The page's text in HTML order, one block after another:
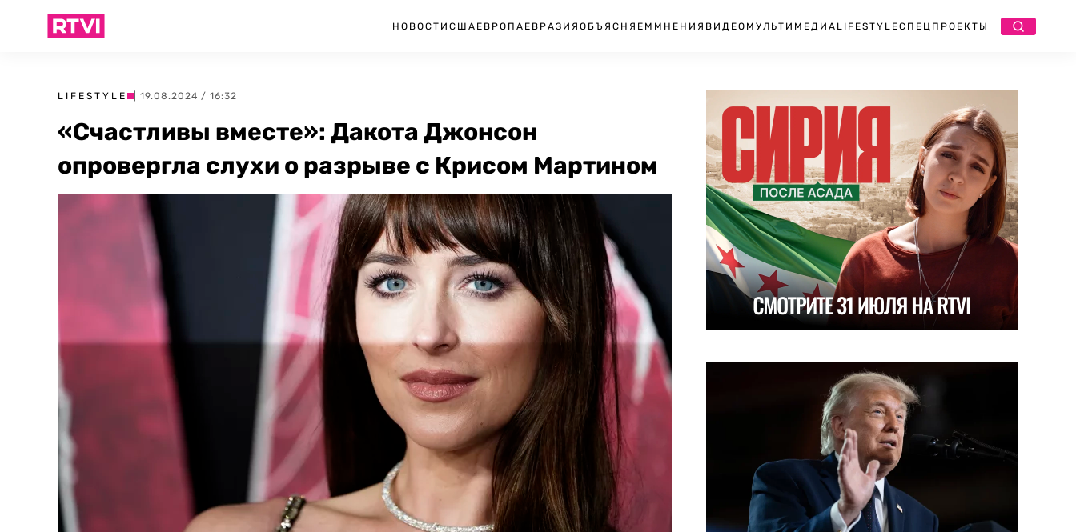
НОВОСТИ США ЕВРОПА ЕВРАЗИЯ ОБЪЯСНЯЕМ МНЕНИЯ ВИДЕО МУЛЬТИМЕДИА LIFESTYLEСПЕЦПРОЕКТЫ
LIFESTYLE | 19.08.2024 / 16:32
«Счастливы вместе»: Дакота Джонсон
опровергла слухи о разрыве с Крисом Мартином